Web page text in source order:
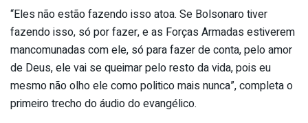
“Eles não estão fazendo isso atoa. Se Bolsonaro tiver
fazendo isso, só por fazer, e as Forças Armadas estiverem
mancomunadas com ele, só para fazer de conta, pelo amor
de Deus, ele vai se queimar pelo resto da vida, pois eu
mesmo não olho ele como politico mais nunca”, completa o
primeiro trecho do áudio do evangélico.